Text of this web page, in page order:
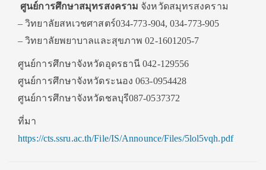
ศูนย์การศึกษาสมุทรสงคราม จังหวัดสมุทรสงคราม
– วิทยาลัยสหเวชศาสตร์034-773-904, 034-773-905
– วิทยาลัยพยาบาลและสุขภาพ 02-1601205-7
ศูนย์การศึกษาจังหวัดอุดรธานี 042-129556
ศูนย์การศึกษาจังหวัดระนอง 063-0954428
ศูนย์การศึกษาจังหวัดชลบุรี087-0537372
ที่มา
https://cts.ssru.ac.th/File/IS/Announce/Files/5lol5vqh.pdf